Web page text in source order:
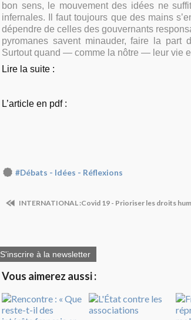
bon sens, le mouvement des idées ne
infernales. Il faut toujours que des mains
dépendre de celles des gouvernants
pyromanes savent minauder, faire la part
Surtout quand — comme la nôtre — leur vie
Lire la suite :
L’article en pdf :
#Débats - Idées - Réflexions
INTERNATIONAL :Covid 19 - Prioriser les droits
S'inscrire à la newsletter
Vous aimerez aussi :